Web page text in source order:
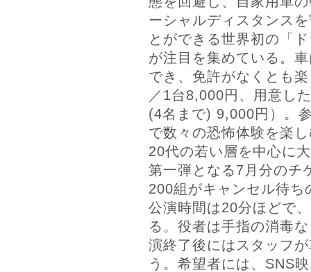
ーシャルディスタンス
とができる世界初の「
が注目を集めている。
でき、免許がなくとも
／1台8,000円、用意し
(4名まで) 9,000円）。
で数々の恐怖体験を楽
20代の若い層を中心に
第一弾となる7月分のチ
200組がキャンセル待ち
公演時間は20分ほどで
る。役者は手指の消毒
演終了後にはスタッフ
う。希望者には、SNS